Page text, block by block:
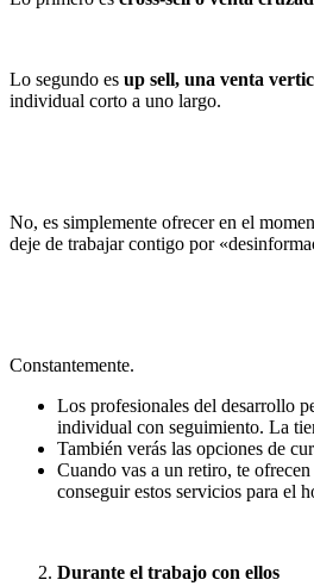
Lo segundo es up sell, una venta
individual corto a uno largo.
No, es simplemente ofrecer en el
deje de trabajar contigo por
Constantemente.
Los profesionales del desarrollo
individual con seguimiento. La
También verás las opciones de
Cuando vas a un retiro, te
conseguir estos servicios para el
Durante el trabajo con ellos